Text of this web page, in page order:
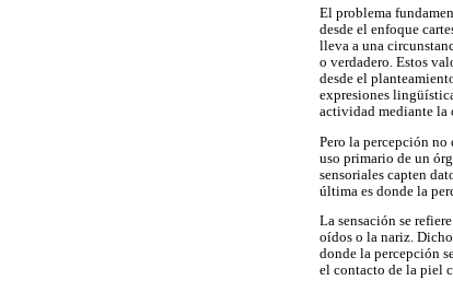
El problema
desde el enfoque
lleva a una
o verdadero. Estos
desde el
expresiones
actividad mediante la
Pero la percepción no
uso primario de un
sensoriales capten
última es donde la
La sensación se
oídos o la nariz.
donde la percepción
el contacto de la piel